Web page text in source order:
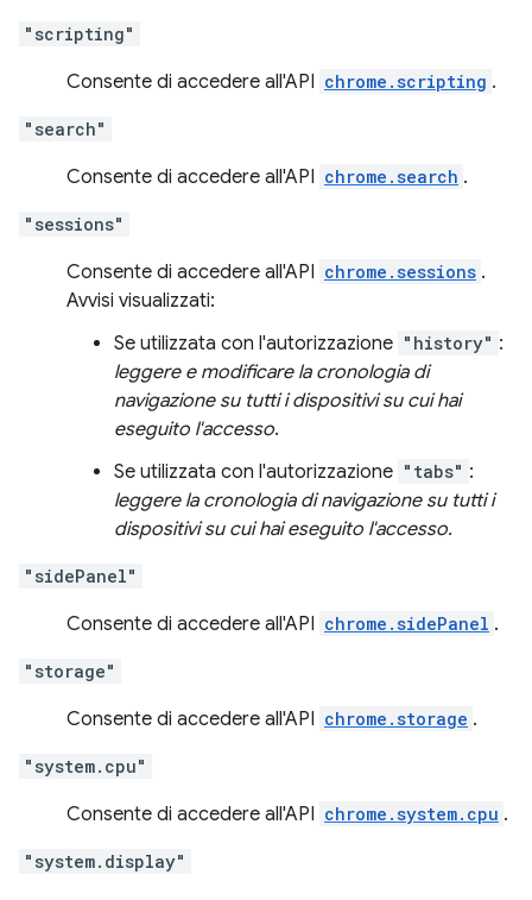
"scripting"
Consente di accedere all'API chrome.scripting .
"search"
Consente di accedere all'API chrome.search .
"sessions"
Consente di accedere all'API chrome.sessions .
Avvisi visualizzati:
Se utilizzata con l'autorizzazione "history" :
leggere e modificare la cronologia di
navigazione su tutti i dispositivi su cui hai
eseguito l'accesso.
Se utilizzata con l'autorizzazione "tabs" :
leggere la cronologia di navigazione su tutti i
dispositivi su cui hai eseguito l'accesso.
"sidePanel"
Consente di accedere all'API chrome.sidePanel .
"storage"
Consente di accedere all'API chrome.storage .
"system.cpu"
Consente di accedere all'API chrome.system.cpu .
"system.display"